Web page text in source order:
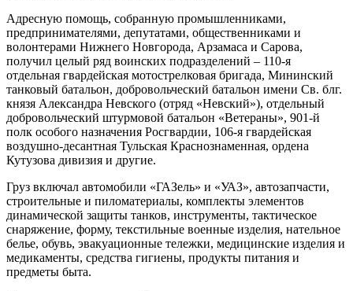
Адресную помощь, собранную промышленниками,
предпринимателями, депутатами, общественниками и
волонтерами Нижнего Новгорода, Арзамаса и Сарова,
получил целый ряд воинских подразделений – 110-я
отдельная гвардейская мотострелковая бригада, Мининский
танковый батальон, добровольческий батальон имени Св. блг.
князя Александра Невского (отряд «Невский»), отдельный
добровольческий штурмовой батальон «Ветераны», 901-й
полк особого назначения Росгвардии, 106-я гвардейская
воздушно-десантная Тульская Краснознаменная, ордена
Кутузова дивизия и другие.
Груз включал автомобили «ГАЗель» и «УАЗ», автозапчасти,
строительные и пиломатериалы, комплекты элементов
динамической защиты танков, инструменты, тактическое
снаряжение, форму, текстильные военные изделия, нательное
белье, обувь, эвакуационные тележки, медицинские изделия и
медикаменты, средства гигиены, продукты питания и
предметы быта.